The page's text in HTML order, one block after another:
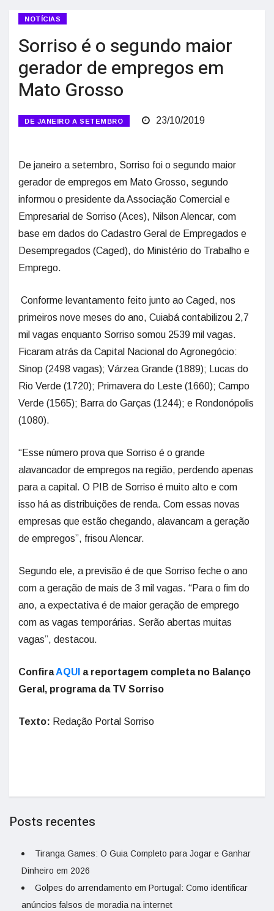
NOTÍCIAS
Sorriso é o segundo maior
gerador de empregos em
Mato Grosso
DE JANEIRO A SETEMBRO 23/10/2019
De janeiro a setembro, Sorriso foi o segundo maior
gerador de empregos em Mato Grosso, segundo
informou o presidente da Associação Comercial e
Empresarial de Sorriso (Aces), Nilson Alencar, com
base em dados do Cadastro Geral de Empregados e
Desempregados (Caged), do Ministério do Trabalho e
Emprego.
Conforme levantamento feito junto ao Caged, nos
primeiros nove meses do ano, Cuiabá contabilizou 2,7
mil vagas enquanto Sorriso somou 2539 mil vagas.
Ficaram atrás da Capital Nacional do Agronegócio:
Sinop (2498 vagas); Várzea Grande (1889); Lucas do
Rio Verde (1720); Primavera do Leste (1660); Campo
Verde (1565); Barra do Garças (1244); e Rondonópolis
(1080).
“Esse número prova que Sorriso é o grande
alavancador de empregos na região, perdendo apenas
para a capital. O PIB de Sorriso é muito alto e com
isso há as distribuições de renda. Com essas novas
empresas que estão chegando, alavancam a geração
de empregos”, frisou Alencar.
Segundo ele, a previsão é de que Sorriso feche o ano
com a geração de mais de 3 mil vagas. “Para o fim do
ano, a expectativa é de maior geração de emprego
com as vagas temporárias. Serão abertas muitas
vagas”, destacou.
ConfiraAQUI a reportagem completa no Balanço
Geral, programa da TV Sorriso
Texto: Redação Portal Sorriso
Posts recentes
Tiranga Games: O Guia Completo para Jogar e Ganhar
Dinheiro em 2026
Golpes do arrendamento em Portugal: Como identificar
anúncios falsos de moradia na internet